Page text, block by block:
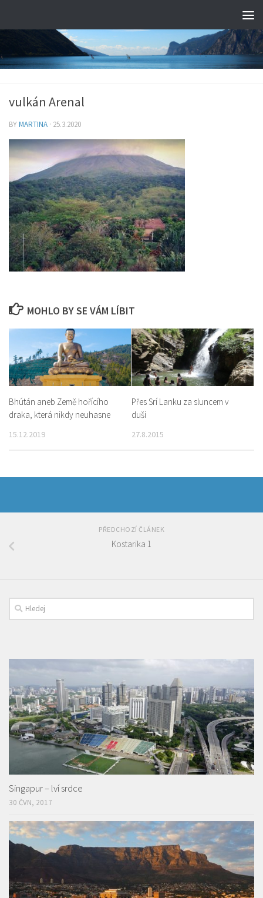
vulkán Arenal
BYMARTINA · 25.3.2020
MOHLO BY SE VÁM LÍBIT
Bhútán aneb Země hořícího
draka, která nikdy neuhasne
15.12.2019
Přes Srí Lanku za sluncem v
duši
27.8.2015
PŘEDCHOZÍ ČLÁNEK
Kostarika 1
Singapur – lví srdce
30 ČVN, 2017